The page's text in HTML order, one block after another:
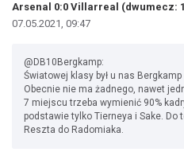
Arsenal 0:0 Villarreal (dwumecz:
07.05.2021, 09:47
@DB10Bergkamp:
Światowej klasy był u nas
Obecnie nie ma żadnego, nawet
7 miejscu trzeba wymienić 90%
podstawie tylko Tierneya i Sake. Do
Reszta do Radomiaka.